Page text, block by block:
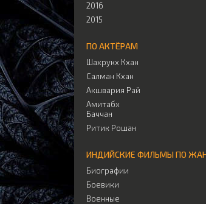
2016
2015
ПО АКТЁРАМ
Шахрукх Кхан
Салман Кхан
Акшвария Рай
Амитабх
Баччан
Ритик Рошан
ИНДИЙСКИЕ ФИЛЬМЫ ПО
Биографии
Боевики
Военные